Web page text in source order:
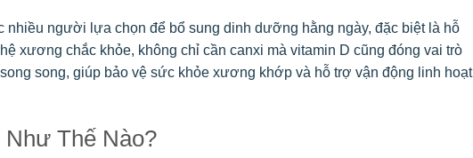
nhiều người lựa chọn để bổ sung dinh dưỡng hằng ngày, đặc biệt là hỗ
xương chắc khỏe, không chỉ cần canxi mà vitamin D cũng đóng vai trò
song, giúp bảo vệ sức khỏe xương khớp và hỗ trợ vận động linh hoạt
Như Thế Nào?